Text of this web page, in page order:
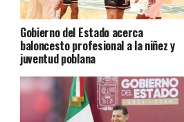
Gobierno del Estado acerca
baloncesto profesional a la niñez y
juventud poblana